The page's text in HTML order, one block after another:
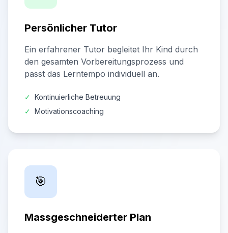
Persönlicher Tutor
Ein erfahrener Tutor begleitet Ihr Kind durch
den gesamten Vorbereitungsprozess und
passt das Lerntempo individuell an.
✓ Kontinuierliche Betreuung
✓ Motivationscoaching
🎯
Massgeschneiderter Plan